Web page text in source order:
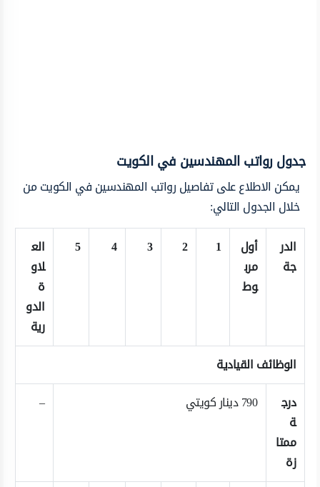
جدول رواتب المهندسين في الكويت
يمكن الاطلاع على تفاصيل رواتب المهندسين في الكويت من
خلال الجدول التالي:
الدر
جة
أول
مرب
وط
1
2
3
4
5
الع
لاو
ة
الدو
رية
الوظائف القيادية
درج
ة
ممتا
زة
790 دينار كويتي –